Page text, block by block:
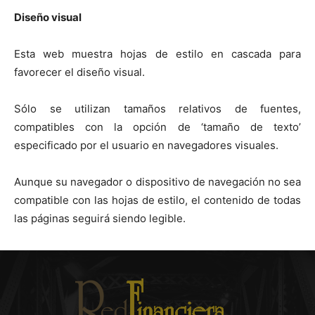
Diseño visual
Esta web muestra hojas de estilo en cascada para
favorecer el diseño visual.
Sólo se utilizan tamaños relativos de fuentes,
compatibles con la opción de ‘tamaño de texto’
especificado por el usuario en navegadores visuales.
Aunque su navegador o dispositivo de navegación no sea
compatible con las hojas de estilo, el contenido de todas
las páginas seguirá siendo legible.